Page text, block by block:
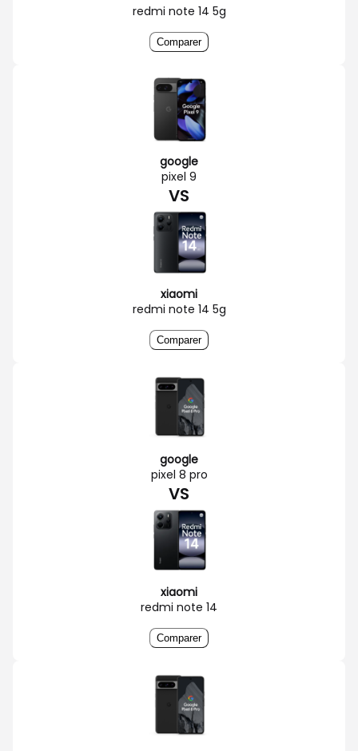
redmi note 14 5g
Comparer
google
pixel 9
VS
xiaomi
redmi note 14 5g
Comparer
google
pixel 8 pro
VS
xiaomi
redmi note 14
Comparer